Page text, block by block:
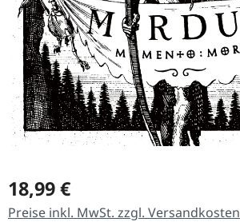
Regulärer Preis:
18,99 €
Preise inkl. MwSt. zzgl. Versandkosten